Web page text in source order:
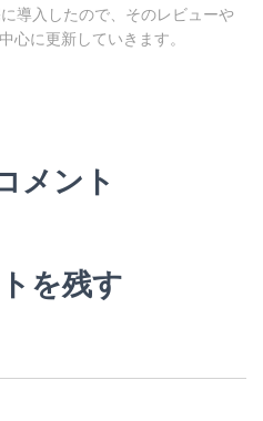
導入したので、そのレビューや
心に更新していきます。
メント
を残す